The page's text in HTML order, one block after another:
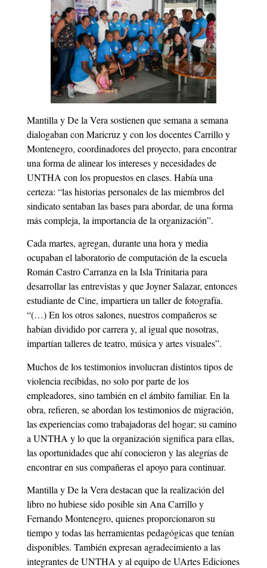
Mantilla y De la Vera sostienen que semana a semana
dialogaban con Maricruz y con los docentes Carrillo y
Montenegro, coordinado­res del proyecto, para encontrar
una forma de alinear los intereses y necesidades de
UNTHA con los propuestos en clases. Había una
certeza: “las historias personales de las miembros del
sindicato sentaban las bases para abordar, de una forma
más compleja, la importancia de la organización”.
Cada martes, agregan, durante una hora y media
ocupaban el laboratorio de computación de la escuela
Ro­mán Castro Carranza en la Isla Trinitaria para
desarrollar las entrevistas y que Joyner Salazar, entonces
estudiante de Cine, im­partiera un taller de fotografía.
“(…) En los otros salones, nuestros compañeros se
habían dividido por carrera y, al igual que nosotras,
impartían talleres de teatro, música y artes visuales”.
Muchos de los testimonios involucran distintos tipos de
violencia recibidas, no solo por parte de los
empleadores, sino también en el ámbito familiar. En la
obra, refieren, se abordan los testimonios de migración,
las experiencias como trabajadoras del hogar; su camino
a UNTHA y lo que la organización significa para ellas,
las oportunidades que ahí conocieron y las alegrías de
encontrar en sus compañeras el apoyo para continuar.
Mantilla y De la Vera destacan que la realización del
libro no hubiese sido posible sin Ana Carrillo y
Fernando Montenegro, quienes proporcionaron su
tiempo y todas las herramientas pedagógicas que tenían
disponibles. También expresan agradecimiento a las
integrantes de UNTHA y al equipo de UArtes Ediciones